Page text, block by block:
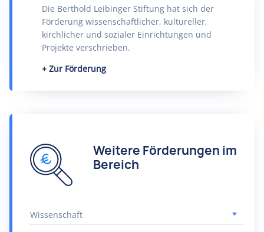
Die Berthold Leibinger Stiftung hat sich der
Förderung wissenschaftlicher, kultureller,
kirchlicher und sozialer Einrichtungen und
Projekte verschrieben.
Zur Förderung
Weitere Förderungen im
Bereich